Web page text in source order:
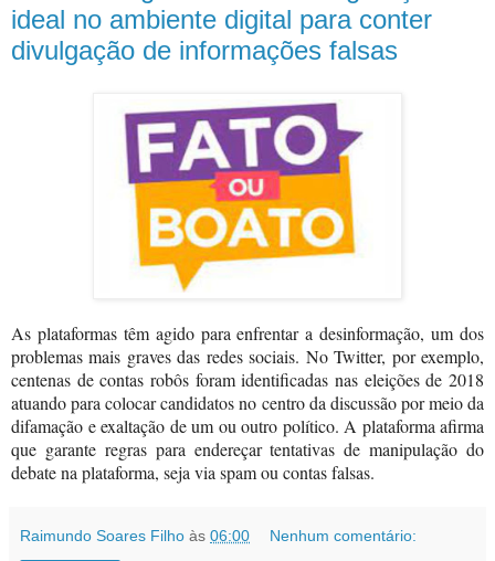
ideal no ambiente digital para conter
divulgação de informações falsas
As plataformas têm agido para enfrentar a desinformação, um dos
problemas mais graves das redes sociais. No Twitter, por exemplo,
centenas de contas robôs foram identificadas nas eleições de 2018
atuando para colocar candidatos no centro da discussão por meio da
difamação e exaltação de um ou outro político. A plataforma afirma
que garante regras para endereçar tentativas de manipulação do
debate na plataforma, seja via spam ou contas falsas.
Raimundo Soares Filho às 06:00 Nenhum comentário: